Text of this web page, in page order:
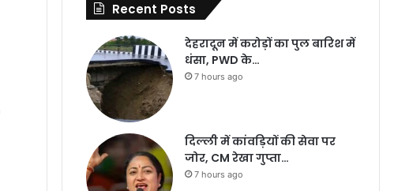
Recent Posts
देहरादून में करोड़ों का पुल बारिश में
धंसा, PWD के…
7 hours ago
दिल्ली में कांवड़ियों की सेवा पर
जोर, CM रेखा गुप्ता…
7 hours ago